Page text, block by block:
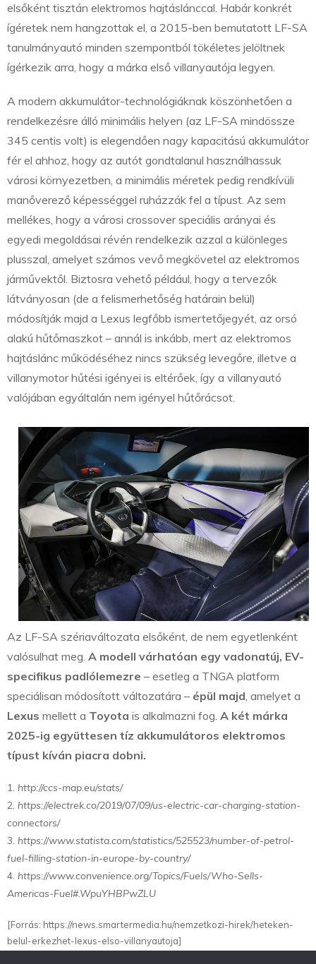
elsőként tisztán elektromos hajtáslánccal. Habár konkrét
ígéretek nem hangzottak el, a 2015-ben bemutatott LF-SA
tanulmányautó minden szempontból tökéletes jelöltnek
ígérkezik arra, hogy a márka első villanyautója legyen.
A modern akkumulátor-technológiáknak köszönhetően a
rendelkezésre álló minimális helyen (az LF-SA mindössze
345 centis volt) is elegendően nagy kapacitású akkumulátor
fér el ahhoz, hogy az autót gondtalanul használhassuk
városi környezetben, a minimális méretek pedig rendkívüli
manőverező képességgel ruházzák fel a típust. Az sem
mellékes, hogy a városi crossover speciális arányai és
egyedi megoldásai révén rendelkezik azzal a különleges
plusszal, amelyet számos vevő megkövetel az elektromos
járművektől. Biztosra vehető például, hogy a tervezők
látványosan (de a felismerhetőség határain belül)
módosítják majd a Lexus legfőbb ismertetőjegyét, az orsó
alakú hűtőmaszkot – annál is inkább, mert az elektromos
hajtáslánc működéséhez nincs szükség levegőre, illetve a
villanymotor hűtési igényei is eltérőek, így a villanyautó
valójában egyáltalán nem igényel hűtőrácsot.
Az LF-SA szériaváltozata elsőként, de nem egyetlenként
valósulhat meg. A modell várhatóan egy vadonatúj, EV-
specifikus padlólemezre – esetleg a TNGA platform
speciálisan módosított változatára – épül majd, amelyet a
Lexus mellett a Toyota is alkalmazni fog. A két márka
2025-ig együttesen tíz akkumulátoros elektromos
típust kíván piacra dobni.
1. http://ccs-map.eu/stats/
2. https://electrek.co/2019/07/09/us-electric-car-charging-station-
connectors/
3. https://www.statista.com/statistics/525523/number-of-petrol-
fuel-filling-station-in-europe-by-country/
4. https://www.convenience.org/Topics/Fuels/Who-Sells-
Americas-Fuel#.WpuYHBPwZLU
[Forrás: https://news.smartermedia.hu/nemzetkozi-hirek/heteken-
belul-erkezhet-lexus-elso-villanyautoja]